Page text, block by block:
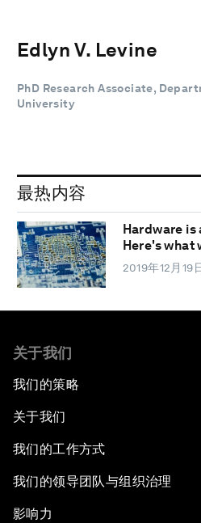
Edlyn V. Levine
PhD Research Associate,
University
最热内容
Hardware
Here's what
2019年12月19
关于我们
我们的策略
关于我们
我们的工作方式
我们的领导团队与组织治理
影响力